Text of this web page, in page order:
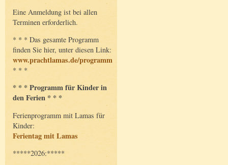
Eine Anmeldung ist bei allen
Terminen erforderlich.
* * * Das gesamte Programm
finden Sie hier, unter diesen Link:
www.prachtlamas.de/programm
* * *
* * * Programm für Kinder in
den Ferien * * *
Ferienprogramm mit Lamas für
Kinder:
Ferientag mit Lamas
*****2026:*****